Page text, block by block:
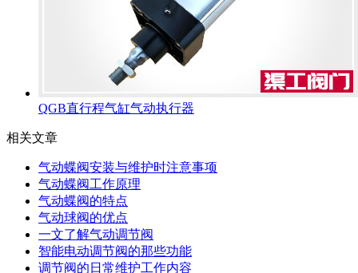
QGB直行程气缸气动执行器
相关文章
气动蝶阀安装与维护时注意事项
气动蝶阀工作原理
气动蝶阀的特点
气动球阀的优点
一文了解气动调节阀
智能电动调节阀的那些功能
调节阀的日常维护工作内容